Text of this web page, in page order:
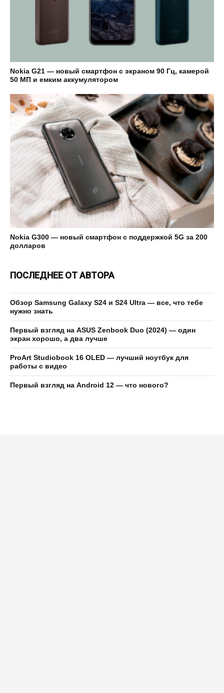
Nokia G21 — новый смартфон с экраном 90 Гц, камерой
50 МП и емким аккумулятором
Nokia G300 — новый смартфон с поддержкой 5G за 200
долларов
ПОСЛЕДНЕЕ ОТ АВТОРА
Обзор Samsung Galaxy S24 и S24 Ultra — все, что тебе
нужно знать
Первый взгляд на ASUS Zenbook Duo (2024) — один
экран хорошо, а два лучше
ProArt Studiobook 16 OLED — лучший ноутбук для
работы с видео
Первый взгляд на Android 12 — что нового?